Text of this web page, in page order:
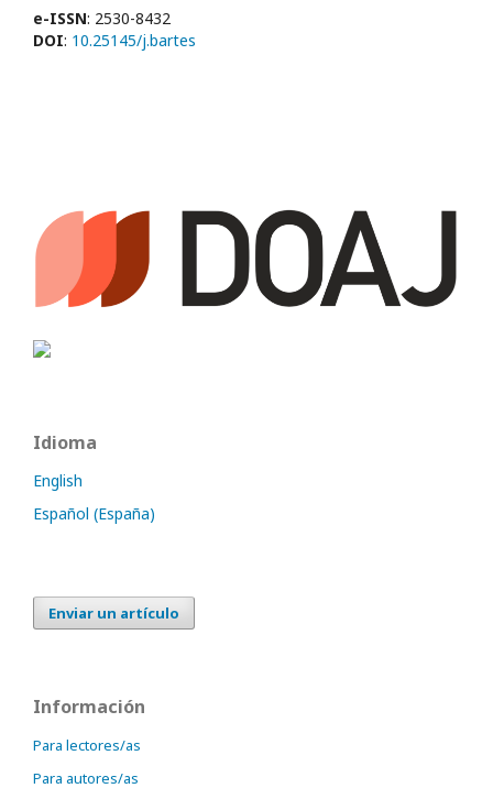
e-ISSN: 2530-8432
DOI: 10.25145/j.bartes
Idioma
English
Español (España)
Enviar un artículo
Información
Para lectores/as
Para autores/as